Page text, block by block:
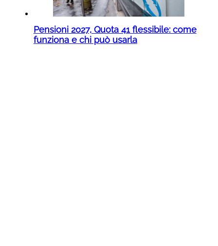
Pensioni 2027, Quota 41 flessibile: come
funziona e chi può usarla